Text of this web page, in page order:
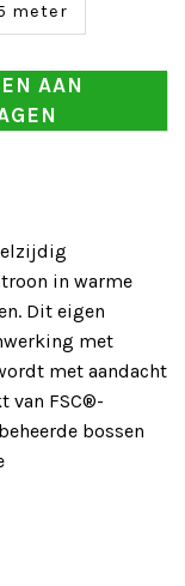
meter
AAN
in warme
Dit eigen
met
met aandacht
van FSC®-
bossen